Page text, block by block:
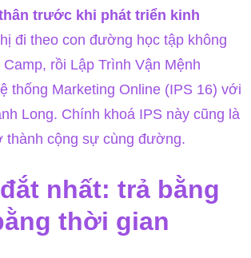
trước khi phát triển kinh
đi theo con đường học tập không
rồi Lập Trình Vận Mệnh
thống Marketing Online (IPS 16) với
Long. Chính khoá IPS này cũng là
thành cộng sự cùng đường.
nhất: trả bằng
thời gian